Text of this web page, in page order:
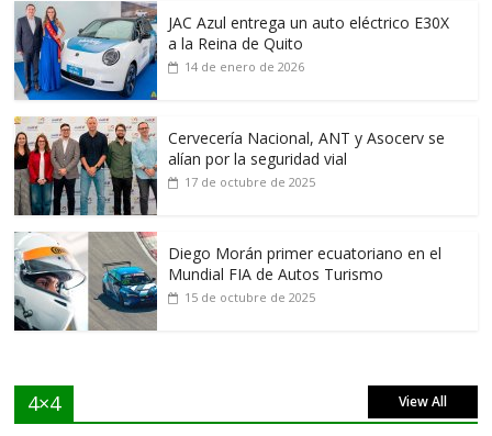
JAC Azul entrega un auto eléctrico E30X
a la Reina de Quito
14 de enero de 2026
Cervecería Nacional, ANT y Asocerv se
alían por la seguridad vial
17 de octubre de 2025
Diego Morán primer ecuatoriano en el
Mundial FIA de Autos Turismo
15 de octubre de 2025
4×4 View All